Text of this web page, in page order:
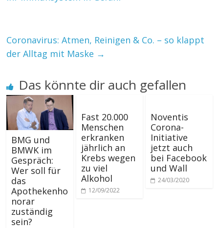
Coronavirus: Atmen, Reinigen & Co. – so klappt
der Alltag mit Maske →
Das könnte dir auch gefallen
BMG und
BMWK im
Gespräch:
Wer soll für
das
Apothekenho
norar
zuständig
sein?
Fast 20.000
Menschen
erkranken
jährlich an
Krebs wegen
zu viel
Alkohol
12/09/2022
Noventis
Corona-
Initiative
jetzt auch
bei Facebook
und Wall
24/03/2020